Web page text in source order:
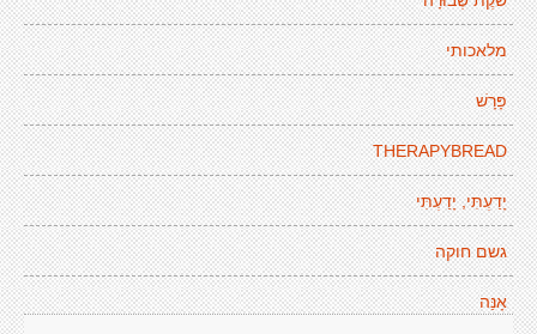
מלאכותי
פָּרָשׁ
THERAPYBREAD
יָדַעְתִּי, יָדַעְתִּי
גשם חוקה
אָנַּה